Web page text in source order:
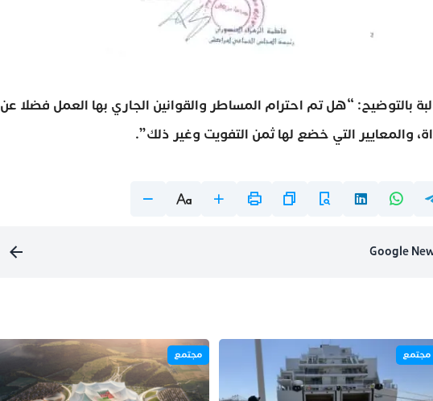
“هل تم احترام المساطر والقوانين الجاري بها العمل فضلا عن
والمعايير التي خضع لها ثمن التفويت وغير ذلك”.
مجتمع مجتمع